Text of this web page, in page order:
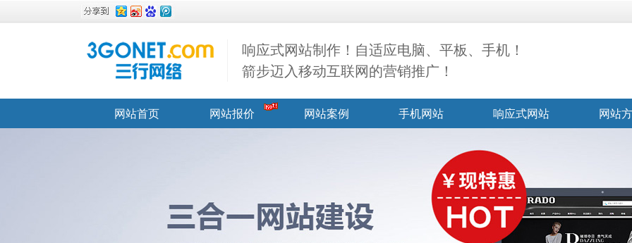
响应式网站制作！自适应电脑、平板、手机！
箭步迈入移动互联网的营销推广！
网站首页 网站报价 网站案例 手机网站 响应式网站 网站